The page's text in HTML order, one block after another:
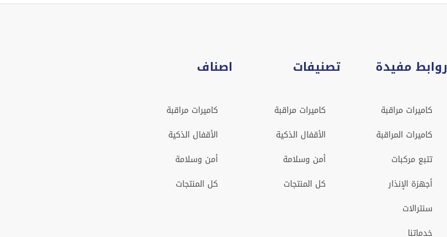
روابط مفيدة
كاميرات مراقبة
كاميرات المراقبة
تتبع مركبات
أجهزة الإنذار
سنترالات
خدماتنا
تصنيفات
كاميرات مراقبة
الأقفال الذكية
أمن وسلامة
كل المنتجات
اصناف
كاميرات مراقبة
الأقفال الذكية
أمن وسلامة
كل المنتجات